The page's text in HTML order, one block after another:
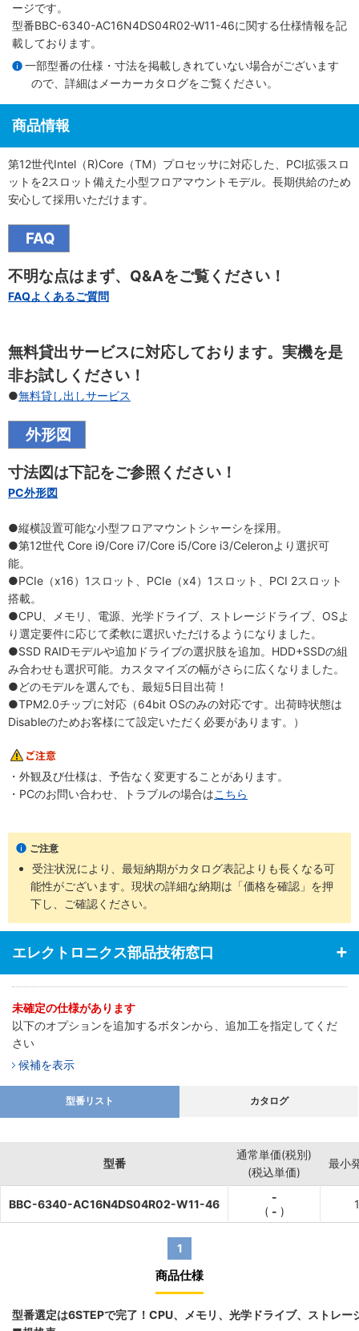
ージです。
型番BBC-6340-AC16N4DS04R02-W11-46に関する仕様情報を記
載しております。
一部型番の仕様・寸法を掲載しきれていない場合がございます
ので、詳細は メーカーカタログをご覧ください。
商品情報
第12世代Intel（R)Core（TM）プロセッサに対応した、PCI拡張スロ
ットを2スロット備えた小型フロアマウントモデル。長期供給のため
安心して採用いただけます。
FAQ
不明な点はまず、Q&Aをご覧ください！
FAQよくあるご質問
無料貸出サービスに対応しております。実機を是
非お試しください！
●無料貸し出しサービス
外形図
寸法図は下記をご参照ください！
PC外形図
●縦横設置可能な小型フロアマウントシャーシを採用。
●第12世代 Core i9/Core i7/Core i5/Core i3/Celeronより選択可
能。
●PCIe（x16）1スロット、PCIe（x4）1スロット、PCI 2スロット
搭載。
●CPU、メモリ、電源、光学ドライブ、ストレージドライブ、OSよ
り選定要件に応じて柔軟に選択いただけるようになりました。
●SSD RAIDモデルや追加ドライブの選択肢を追加。HDD+SSDの組
み合わせも選択可能。カスタマイズの幅がさらに広くなりました。
●どのモデルを選んでも、最短5日目出荷！
●TPM2.0チップに対応（64bit OSのみの対応です。出荷時状態は
Disableのためお客様にて設定いただく必要があります。）
・外観及び仕様は、予告なく変更することがあります。
・PCのお問い合わせ、トラブルの場合はこちら
ご注意
受注状況により、最短納期がカタログ表記よりも長くなる可
能性がございます。現状の詳細な納期は「価格を確認」を押
下し、ご確認ください。
エレクトロニクス部品技術窓口
未確定の仕様があります
以下のオプションを追加するボタンから、追加工を指定してくだ
さい
候補を表示
型番リスト カタログ
型番
通常単価(税別)
(税込単価)
最小
BBC-6340-AC16N4DS04R02-W11-46
-
( - )
1
商品仕様
型番選定は6STEPで完了！CPU、メモリ、光学ドライブ、ストレ